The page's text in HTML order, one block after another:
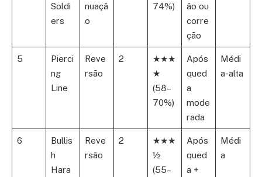
Soldi
ers
nuaçã
o
74%)
ão ou
corre
ção
5
Pierci
ng
Line
Reve
rsão
2
★★★
★
(58–
70%)
Após
qued
a
mode
rada
Médi
a-alta
6
Bullis
h
Hara
Reve
rsão
2
★★★
½
(55–
Após
qued
a +
Médi
a